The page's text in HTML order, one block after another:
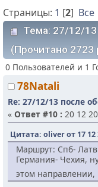
Страницы: 1 [2] Все
Тема: 27/12/
(Прочитано 2723
0 Пользователей и 1
78Natali
Re: 27/12/13 после
« Ответ #10 : 20 12
Цитата: oliver от 17 12
Маршрут: Спб-
Германия- Чехия,
этом направлении,